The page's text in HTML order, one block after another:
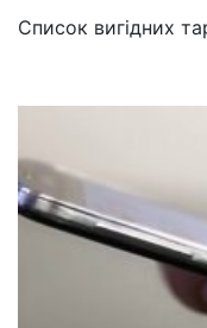
Список вигідних